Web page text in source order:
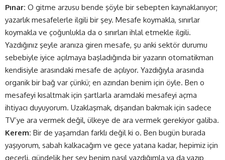
Pınar: O gitme arzusu bende şöyle bir sebepten kaynaklanıyor;
yazarlık mesafelerle ilgili bir şey. Mesafe koymakla, sınırlar
koymakla ve çoğunlukla da o sınırları ihlal etmekle ilgili.
Yazdığınız şeyle aranıza giren mesafe, şu anki sektör durumu
sebebiyle iyice açılmaya başladığında bir yazarın otomatikman
kendisiyle arasındaki mesafe de açılıyor. Yazdığıyla arasında
organik bir bağ var çünkü; en azından benim için öyle. Ben o
mesafeyi kısaltmak için şartlarla aramdaki mesafeyi açma
ihtiyacı duyuyorum. Uzaklaşmak, dışarıdan bakmak için sadece
TV’ye ara vermek değil, ülkeye de ara vermek gerekiyor galiba.
Kerem: Bir de yaşamdan farklı değil ki o. Ben bugün burada
yaşıyorum, sabah kalkacağım ve gece yatana kadar, hepimiz için
geçerli, gündelik her şey benim nasıl yazdığımla ya da yazıp